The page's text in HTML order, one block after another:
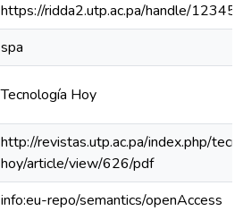
https://ridda2.utp.ac.pa/handle/
spa
Tecnología Hoy
http://revistas.utp.ac.pa/index.php/
hoy/article/view/626/pdf
info:eu-repo/semantics/openAccess